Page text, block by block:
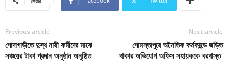
Previous article
গোদাগাড়ীতে দুস্থ নারী কর্মীদের মাঝে
সঞ্চয়ের টাকা প্রদান অনুষ্ঠান অনুষ্ঠিত
Next article
গোমস্তাপুরে অনৈতিক কর্মকান্ডে জড়িত
থাকার অভিযোগ অফিস সহায়ককে বরখাস্ত